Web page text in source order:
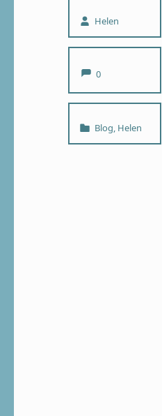
Written by:
Helen
0
Categorized in:
Blog, Helen